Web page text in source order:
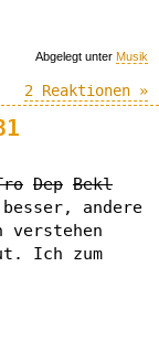
Abgelegt unter Musik
2 Reaktionen »
Dep Bekl
besser, andere
verstehen
Ich zum